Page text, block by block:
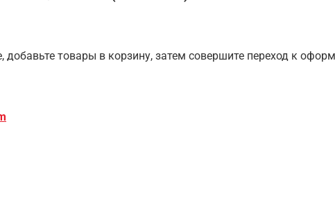
добавьте товары в корзину, затем совершите переход к